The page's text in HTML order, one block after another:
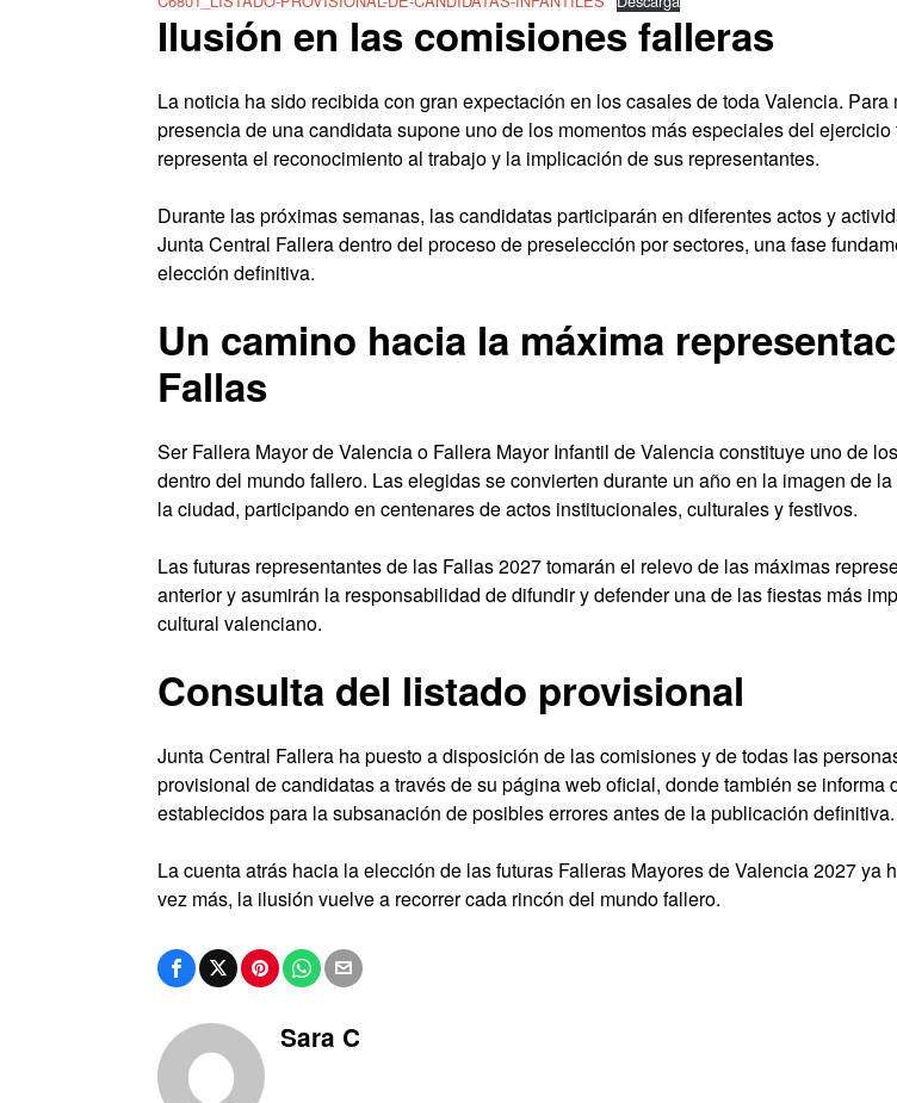
Ilusión en las comisiones falleras
La noticia ha sido recibida con gran expectación en los casales de toda Valencia.
presencia de una candidata supone uno de los momentos más especiales del
representa el reconocimiento al trabajo y la implicación de sus representantes.
Durante las próximas semanas, las candidatas participarán en diferentes actos y
Junta Central Fallera dentro del proceso de preselección por sectores, una fase
elección definitiva.
Un camino hacia la máxima
Fallas
Ser Fallera Mayor de Valencia o Fallera Mayor Infantil de Valencia constituye uno de
dentro del mundo fallero. Las elegidas se convierten durante un año en la imagen de
la ciudad, participando en centenares de actos institucionales, culturales y festivos.
Las futuras representantes de las Fallas 2027 tomarán el relevo de las máximas
anterior y asumirán la responsabilidad de difundir y defender una de las fiestas más
cultural valenciano.
Consulta del listado provisional
Junta Central Fallera ha puesto a disposición de las comisiones y de todas las
provisional de candidatas a través de su página web oficial, donde también se informa
establecidos para la subsanación de posibles errores antes de la publicación definitiva.
La cuenta atrás hacia la elección de las futuras Falleras Mayores de Valencia 2027 ya
vez más, la ilusión vuelve a recorrer cada rincón del mundo fallero.
Sara C